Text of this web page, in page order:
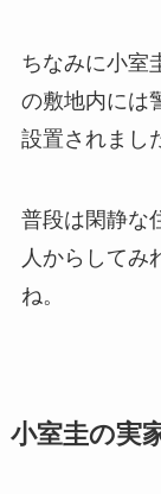
ちなみに小室
の敷地内には
設置されまし
普段は閑静な
人からしてみ
ね。
小室圭の実